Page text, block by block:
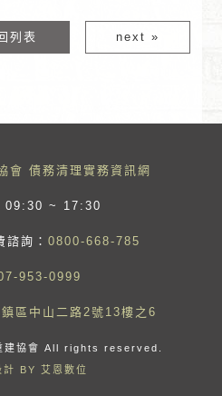
列表 next »
會 債務清理實務資訊網
09:30 ~ 17:30
詢： 0800-668-785
953-0999
區中山二路2號13樓之6
建協會 All rights reserved.
計 BY 艾恩數位